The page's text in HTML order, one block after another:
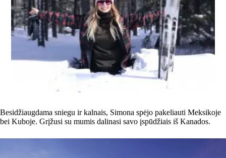
Besidžiaugdama sniegu ir kalnais, Simona spėjo pakeliauti Meksikoje
bei Kuboje. Grįžusi su mumis dalinasi savo įspūdžiais iš Kanados.